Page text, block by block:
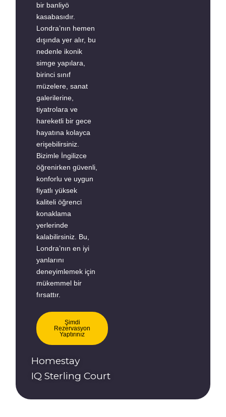
Homestay
IQ Sterling Court
bir banliyö
kasabasıdır.
Londra’nın hemen
dışında yer alır, bu
nedenle ikonik
simge yapılara,
birinci sınıf
müzelere, sanat
galerilerine,
tiyatrolara ve
hareketli bir gece
hayatına kolayca
erişebilirsiniz.
Bizimle İngilizce
öğrenirken güvenli,
konforlu ve uygun
fiyatlı yüksek
kaliteli öğrenci
konaklama
yerlerinde
kalabilirsiniz. Bu,
Londra’nın en iyi
yanlarını
deneyimlemek için
mükemmel bir
fırsattır.
Şimdi
Rezervasyon
Yaptırınız